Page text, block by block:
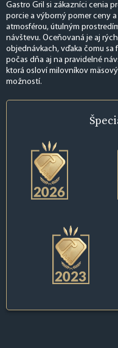
Gastro Gril si zákazníci cenia
porcie a výborný pomer ceny
atmosférou, útulným
návštevu. Oceňovaná je aj
objednávkach, vďaka čomu
počas dňa aj na pravidelné
ktorá osloví milovníkov
možností.